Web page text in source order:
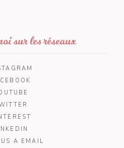
sur les réseaux
A EMAIL